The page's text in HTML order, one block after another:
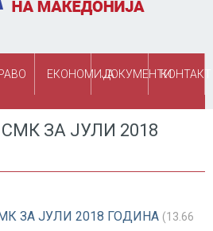
ЕКОНОМИЈАДОКУМЕНТИКОНТАКТ
ЗА ЈУЛИ 2018
ЗА ЈУЛИ 2018 ГОДИНА (13.66